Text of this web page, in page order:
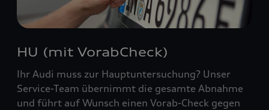
HU (mit VorabCheck)
Ihr Audi muss zur Hauptuntersuchung? Unser
Service-Team übernimmt die gesamte Abnahme
und führt auf Wunsch einen Vorab-Check gegen